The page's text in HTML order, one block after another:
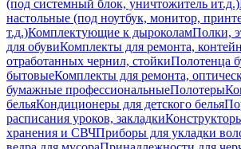
(под системный блок, уничтожитель ит.д.)
настольные (под ноутбук, монитор,
т.д.)Комплектующие к дыроколамПолки,
для обувиКомплекты для ремонта,
отработанных чернил, стойкиПолотенца
бытовыеКомплекты для ремонта,
бумажные профессиональныеПолотеры
бельяКондиционеры для детского белья
расписания уроков, закладки
хранения и СВЧПриборы для укладки